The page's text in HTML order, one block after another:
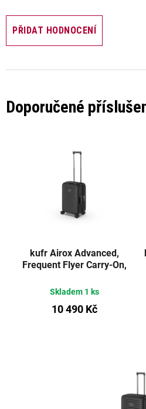
PŘIDAT HODNOCENÍ
Doporučené
kufr Airox Advanced,
Frequent Flyer Carry-On,
Skladem 1 ks
10 490 Kč